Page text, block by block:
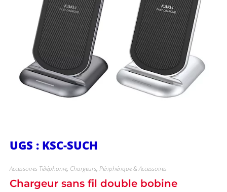
UGS : KSC-SUCH
Accessoires Téléphonie, Chargeurs, Périphérique & Accessoires
Chargeur sans fil double bobine